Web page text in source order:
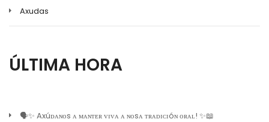
Axudas
ÚLTIMA HORA
🗣️✨ Axúᴅᴀɴᴏs ᴀ ᴍᴀɴᴛᴇʀ ᴠɪᴠᴀ ᴀ ɴᴏsᴀ ᴛʀᴀᴅɪᴄɪóɴ ᴏʀᴀʟ! ✨📖